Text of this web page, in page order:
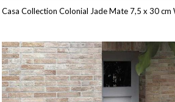
Casa Collection Colonial Jade Mate 7,5 x 30 cm